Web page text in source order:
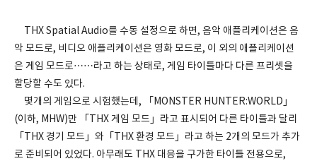
THX Spatial Audio를 수동 설정으로 하면, 음악 애플리케이션은 음
악 모드로, 비디오 애플리케이션은 영화 모드로, 이 외의 애플리케이션
은 게임 모드로……라고 하는 상태로, 게임 타이틀마다 다른 프리셋을
할당할 수도 있다.
몇개의 게임으로 시험했는데, 「MONSTER HUNTER:WORLD」
(이하, MHW)만 「THX 게임 모드」라고 표시되어 다른 타이틀과 달리
「THX 경기 모드」와「THX 환경 모드」라고 하는 2개의 모드가 추가
로 준비되어 있었다. 아무래도 THX 대응을 구가한 타이틀 전용으로,